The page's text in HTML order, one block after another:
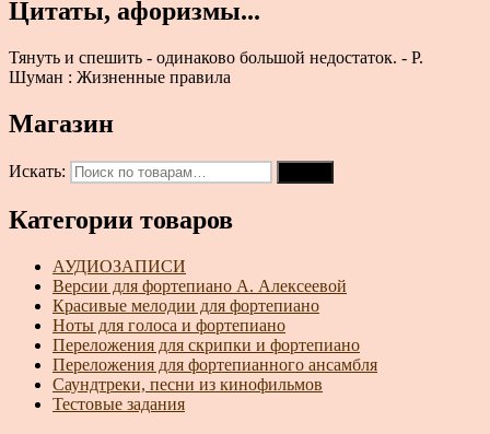
Цитаты, афоризмы...
Тянуть и спешить - одинаково большой недостаток. - Р.
Шуман : Жизненные правила
Магазин
Искать:
Категории товаров
АУДИОЗАПИСИ
Версии для фортепиано А. Алексеевой
Красивые мелодии для фортепиано
Ноты для голоса и фортепиано
Переложения для скрипки и фортепиано
Переложения для фортепианного ансамбля
Саундтреки, песни из кинофильмов
Тестовые задания